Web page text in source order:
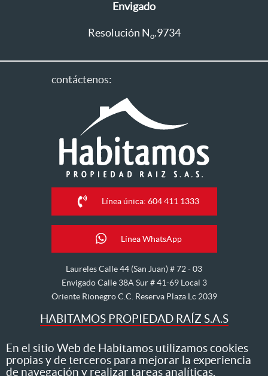
Envigado
Resolución N o.9734
contáctenos:
Línea única: 604 411 1333
Línea WhatsApp
Laureles Calle 44 (San Juan) # 72 - 03
Envigado Calle 38A Sur # 41-69 Local 3
Oriente Rionegro C.C. Reserva Plaza Lc 2039
HABITAMOS PROPIEDAD RAÍZ S.A.S
Nos dedicamos al arriendo, venta, hipoteca, avalúo y
administración de inmuebles
En el sitio Web de Habitamos utilizamos cookies
propias y de terceros para mejorar la experiencia
de navegación y realizar tareas analíticas.